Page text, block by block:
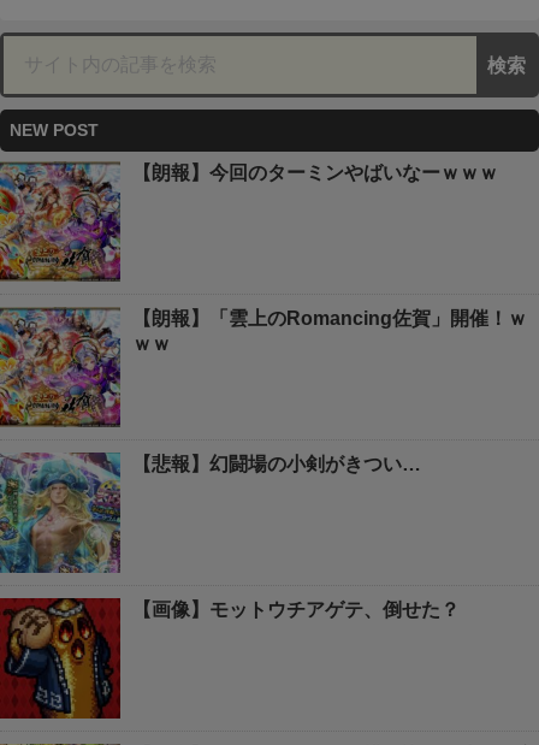
NEW POST
【朗報】今回のターミンやばいなーｗｗｗ
【朗報】「雲上のRomancing佐賀」開催！ｗ
ｗｗ
【悲報】幻闘場の小剣がきつい…
【画像】モットウチアゲテ、倒せた？